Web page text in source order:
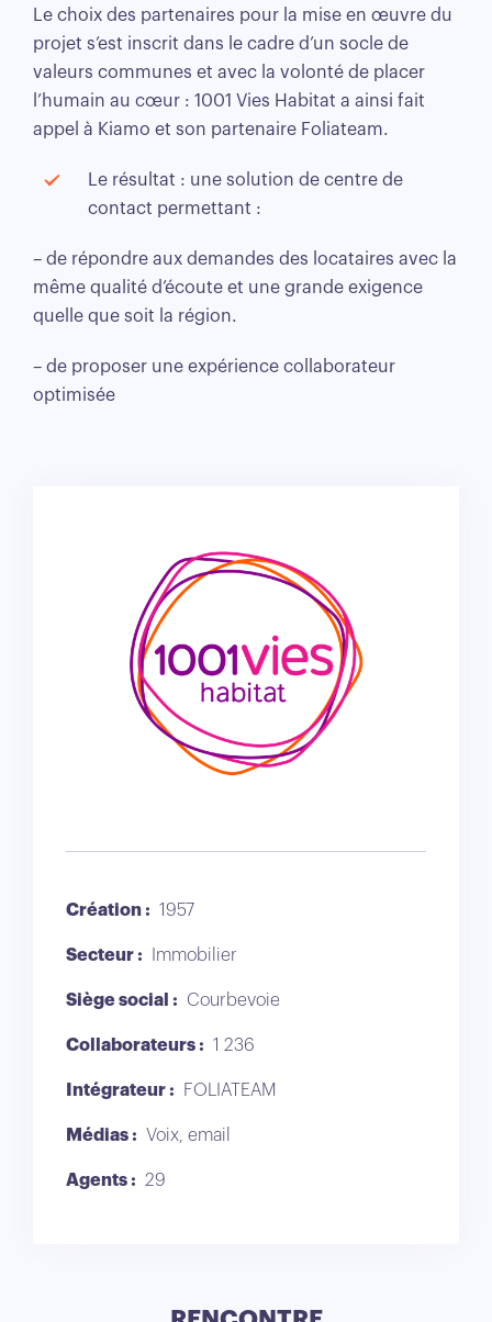
Le choix des partenaires pour la mise en œuvre du
projet s’est inscrit dans le cadre d’un socle de
valeurs communes et avec la volonté de placer
l’humain au cœur : 1001 Vies Habitat a ainsi fait
appel à Kiamo et son partenaire Foliateam.
Le résultat : une solution de centre de
contact permettant :
– de répondre aux demandes des locataires avec la
même qualité d’écoute et une grande exigence
quelle que soit la région.
– de proposer une expérience collaborateur
optimisée
Création : 1957
Secteur : Immobilier
Siège social : Courbevoie
Collaborateurs : 1 236
Intégrateur : FOLIATEAM
Médias : Voix, email
Agents : 29